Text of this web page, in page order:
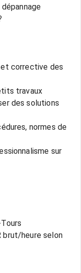
et corrective des
travaux
des solutions
normes de
sur
brut/heure selon